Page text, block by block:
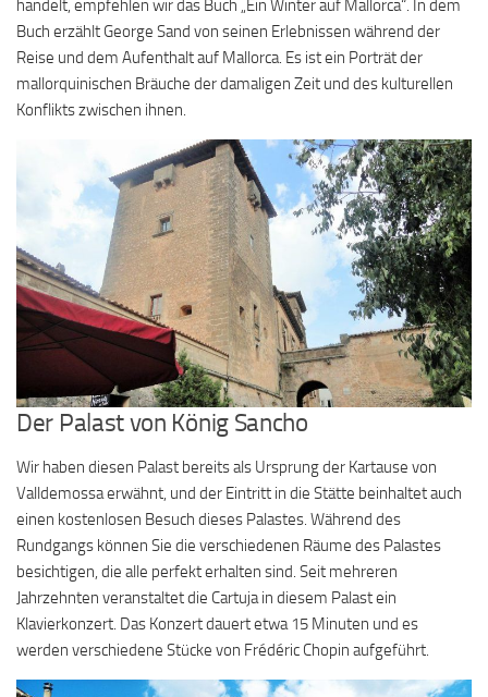
handelt, empfehlen wir das Buch „Ein Winter auf Mallorca“. In dem
Buch erzählt George Sand von seinen Erlebnissen während der
Reise und dem Aufenthalt auf Mallorca. Es ist ein Porträt der
mallorquinischen Bräuche der damaligen Zeit und des kulturellen
Konflikts zwischen ihnen.
Der Palast von König Sancho
Wir haben diesen Palast bereits als Ursprung der Kartause von
Valldemossa erwähnt, und der Eintritt in die Stätte beinhaltet auch
einen kostenlosen Besuch dieses Palastes. Während des
Rundgangs können Sie die verschiedenen Räume des Palastes
besichtigen, die alle perfekt erhalten sind. Seit mehreren
Jahrzehnten veranstaltet die Cartuja in diesem Palast ein
Klavierkonzert. Das Konzert dauert etwa 15 Minuten und es
werden verschiedene Stücke von Frédéric Chopin aufgeführt.